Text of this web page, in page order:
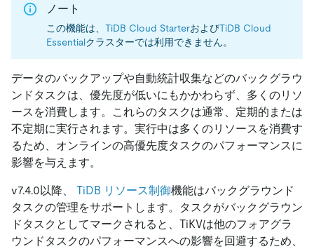
ノート
この機能は、 TiDB Cloud StarterおよびTiDB Cloud
Essentialクラスターでは利用できません。
データのバックアップや自動統計収集などのバックグラウ
ンドタスクは、優先度が低いにもかかわらず、多くのリソ
ースを消費します。これらのタスクは通常、定期的または
不定期に実行されます。実行中は多くのリソースを消費す
るため、オンラインの高優先度タスクのパフォーマンスに
影響を与えます。
v7.4.0以降、 TiDB リソース制御機能はバックグラウンド
タスクの管理をサポートします。タスクがバックグラウン
ドタスクとしてマークされると、TiKVは他のフォアグラ
ウンドタスクのパフォーマンスへの影響を回避するため、